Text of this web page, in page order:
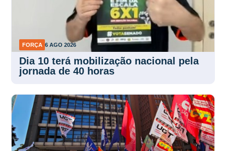
FORÇA 6 AGO 2026
Dia 10 terá mobilização nacional pela
jornada de 40 horas